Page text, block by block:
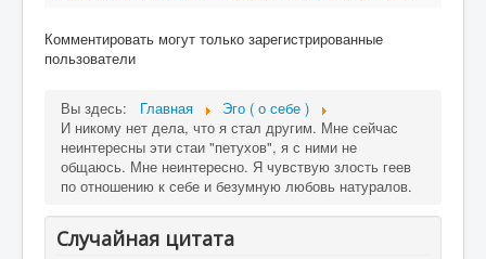
Комментировать могут только зарегистрированные
пользователи
Вы здесь: Главная
Эго ( о себе )
И никому нет дела, что я стал другим. Мне сейчас
неинтересны эти стаи "петухов", я с ними не
общаюсь. Мне неинтересно. Я чувствую злость геев
по отношению к себе и безумную любовь натуралов.
Случайная цитата